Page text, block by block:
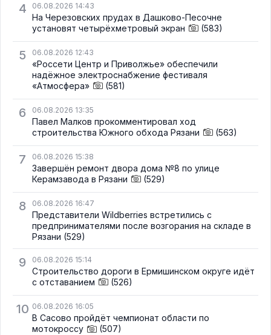
4 06.08.2026 14:43
На Черезовских прудах в Дашково-Песочне
установят четырёхметровый экран
(583)
5 06.08.2026 12:43
«Россети Центр и Приволжье» обеспечили
надёжное электроснабжение фестиваля
«Атмосфера»
(581)
6 06.08.2026 13:35
Павел Малков прокомментировал ход
строительства Южного обхода Рязани
(563)
7 06.08.2026 15:38
Завершён ремонт двора дома №8 по улице
Керамзавода в Рязани
(529)
8 06.08.2026 16:47
Представители Wildberries встретились с
предпринимателями после возгорания на складе в
Рязани (529)
9 06.08.2026 15:14
Строительство дороги в Ермишинском округе идёт
с отставанием
(526)
10 06.08.2026 16:05
В Сасово пройдёт чемпионат области по
мотокроссу
(507)